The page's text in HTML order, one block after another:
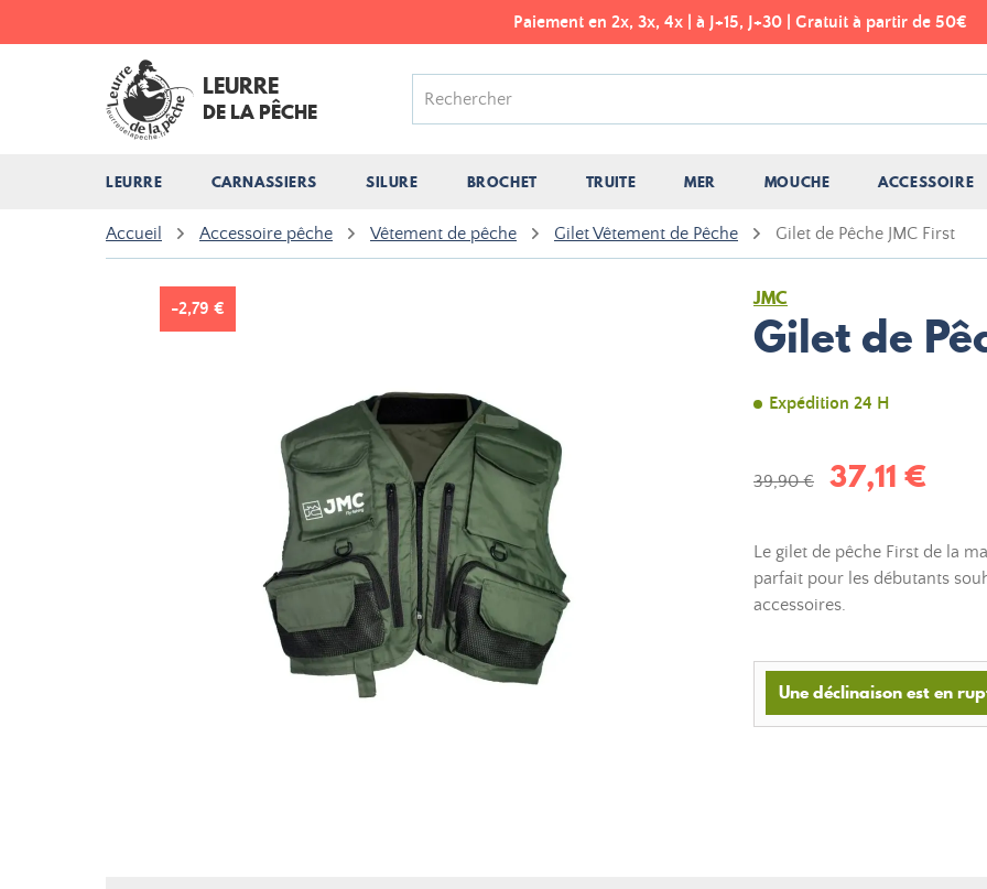
Paiement en 2x, 3x, 4x | à J+15, J+30 | Gratuit à partir de 50€
LEURRE
DE LA PÊCHE
LEURRE CARNASSIERS SILURE BROCHET TRUITE MER MOUCHE ACCESSOIRE
Accueil Accessoire pêche Vêtement de pêche Gilet Vêtement de Pêche Gilet de Pêche JMC First
-2,79 € JMC
Gilet de
Expédition 24 H
39,90 € 37,11 €
Le gilet de pêche First de la
parfait pour les débutants
accessoires.
Une déclinaison est en